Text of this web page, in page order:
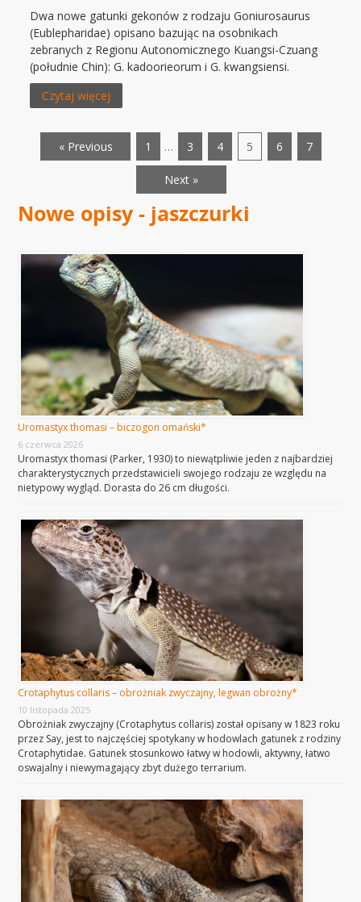
Dwa nowe gatunki gekonów z rodzaju Goniurosaurus
(Eublepharidae) opisano bazując na osobnikach
zebranych z Regionu Autonomicznego Kuangsi-Czuang
(południe Chin): G. kadoorieorum i G. kwangsiensi.
Czytaj więcej
« Previous 1 … 3 4 5 6 7
Next »
Nowe opisy - jaszczurki
Uromastyx thomasi – biczogon omański*
6 czerwca 2026
Uromastyx thomasi (Parker, 1930) to niewątpliwie jeden z najbardziej
charakterystycznych przedstawicieli swojego rodzaju ze względu na
nietypowy wygląd. Dorasta do 26 cm długości.
Crotaphytus collaris – obrożniak zwyczajny, legwan obrożny*
10 listopada 2025
Obrożniak zwyczajny (Crotaphytus collaris) został opisany w 1823 roku
przez Say, jest to najczęściej spotykany w hodowlach gatunek z rodziny
Crotaphytidae. Gatunek stosunkowo łatwy w hodowli, aktywny, łatwo
oswajalny i niewymagający zbyt dużego terrarium.